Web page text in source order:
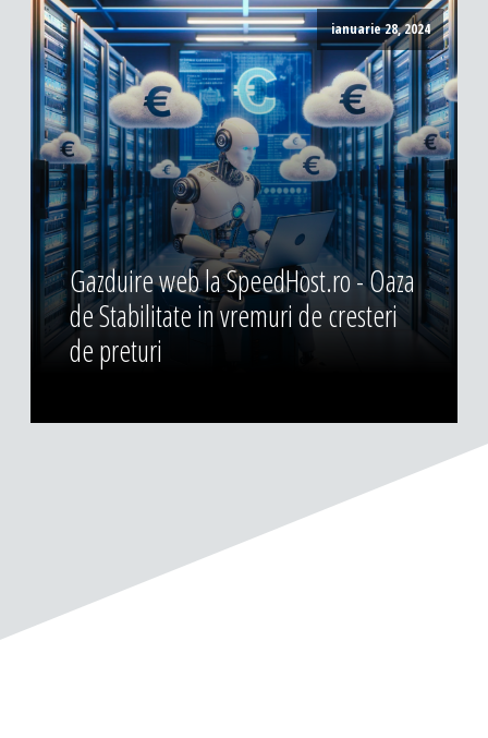
ianuarie 28, 2024
Gazduire web la SpeedHost.ro - Oaza
de Stabilitate in vremuri de cresteri
de preturi